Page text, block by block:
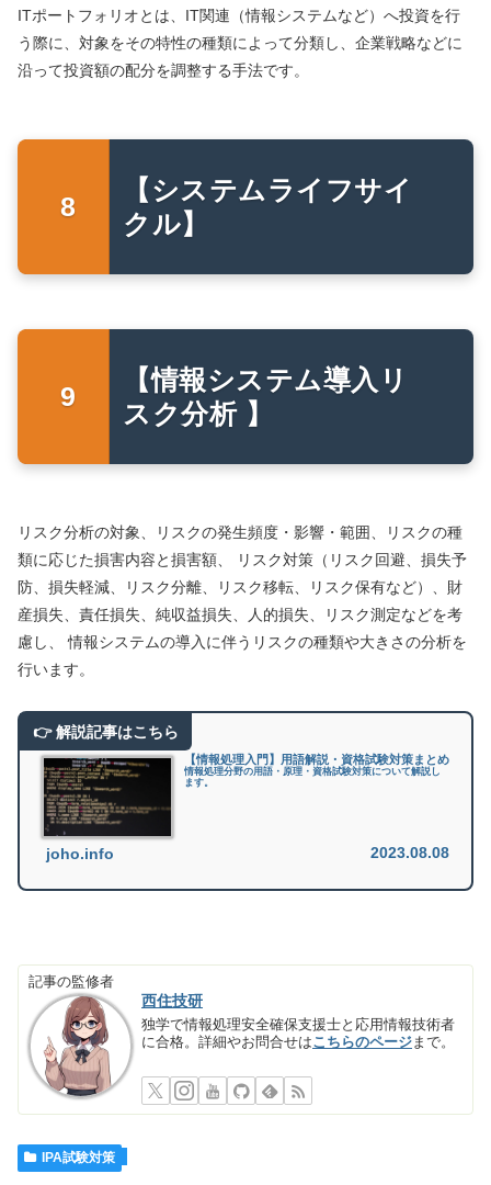
ITポートフォリオとは、IT関連（情報システムなど）へ投資を行
う際に、対象をその特性の種類によって分類し、企業戦略などに
沿って投資額の配分を調整する手法です。
【システムライフサイ
クル】
【情報システム導入リ
スク分析 】
リスク分析の対象、リスクの発生頻度・影響・範囲、リスクの種
類に応じた損害内容と損害額、 リスク対策（リスク回避、損失予
防、損失軽減、リスク分離、リスク移転、リスク保有など）、財
産損失、責任損失、純収益損失、人的損失、リスク測定などを考
慮し、 情報システムの導入に伴うリスクの種類や大きさの分析を
行います。
【情報処理入門】用語解説・資格試験対策まとめ
情報処理分野の用語・原理・資格試験対策について解説し
ます。
joho.info 2023.08.08
記事の監修者
西住技研
独学で情報処理安全確保支援士と応用情報技術者
に合格。詳細やお問合せはこちらのページまで。
IPA試験対策